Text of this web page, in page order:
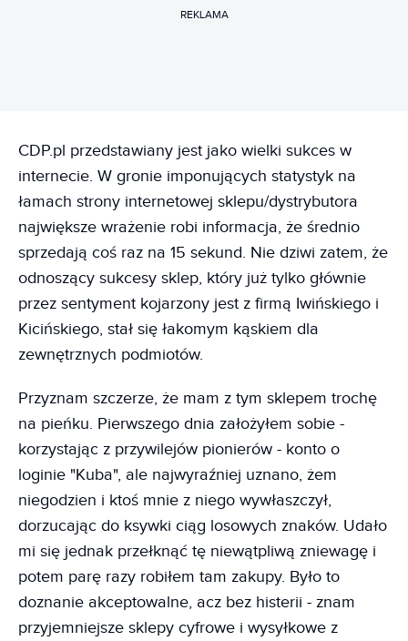
REKLAMA
CDP.pl przedstawiany jest jako wielki sukces w
internecie. W gronie imponujących statystyk na
łamach strony internetowej sklepu/dystrybutora
największe wrażenie robi informacja, że średnio
sprzedają coś raz na 15 sekund. Nie dziwi zatem, że
odnoszący sukcesy sklep, który już tylko głównie
przez sentyment kojarzony jest z firmą Iwińskiego i
Kicińskiego, stał się łakomym kąskiem dla
zewnętrznych podmiotów.
Przyznam szczerze, że mam z tym sklepem trochę
na pieńku. Pierwszego dnia założyłem sobie -
korzystając z przywilejów pionierów - konto o
loginie "Kuba", ale najwyraźniej uznano, żem
niegodzien i ktoś mnie z niego wywłaszczył,
dorzucając do ksywki ciąg losowych znaków. Udało
mi się jednak przełknąć tę niewątpliwą zniewagę i
potem parę razy robiłem tam zakupy. Było to
doznanie akceptowalne, acz bez histerii - znam
przyjemniejsze sklepy cyfrowe i wysyłkowe z